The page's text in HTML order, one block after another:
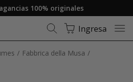
100% originales
Ingresa
Fabbrica della Musa